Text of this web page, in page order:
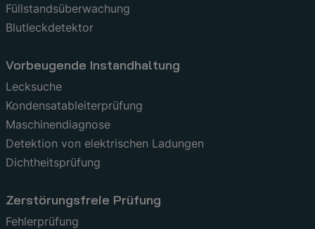
Füllstandsüberwachung
Blutleckdetektor
Vorbeugende Instandhaltung
Lecksuche
Kondensatableiterprüfung
Maschinendiagnose
Detektion von elektrischen Ladungen
Dichtheitsprüfung
Zerstörungsfreie Prüfung
Fehlerprüfung